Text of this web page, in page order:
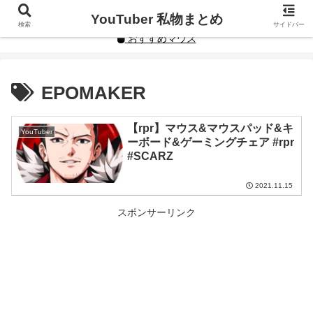
YouTuberや人気インフルエンサーの私物まとめです。
おすすめマウス
EPOMAKER
YouTuber
【rpr】マウス&マウスパッド&キ
ーボード&ゲーミングチェア #rpr
#SCARZ
2021.11.15
スポンサーリンク
検索 YouTuber 私物まとめ サイドバー